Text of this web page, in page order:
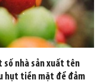
số nhà sản xuất tên
hụt tiền mặt để đảm